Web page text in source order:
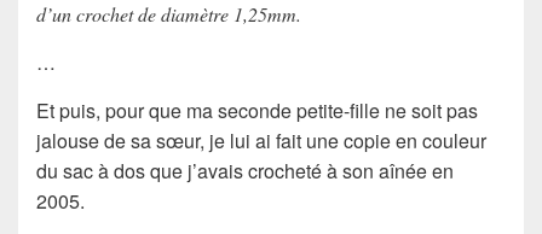
d’un crochet de diamètre 1,25mm.
…
Et puis, pour que ma seconde petite-fille ne soit pas
jalouse de sa sœur, je lui ai fait une copie en couleur
du sac à dos que j’avais crocheté à son aînée en
2005.